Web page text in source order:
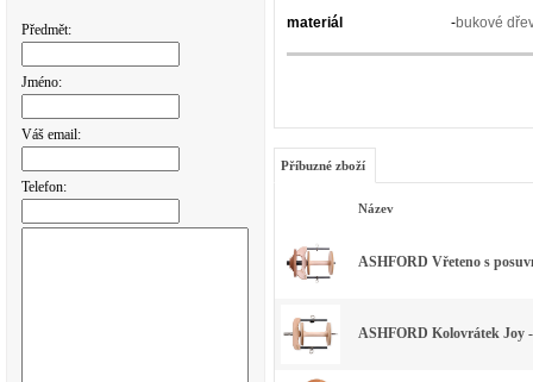
Předmět:
Jméno:
Váš email:
Telefon:
materiál -bukové
Příbuzné zboží
Název
ASHFORD Vřeteno s
ASHFORD Kolovrátek Joy